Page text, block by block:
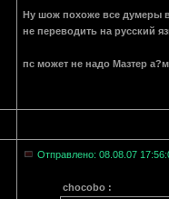
Ну шож похоже все думеры
не переводить на русский
пс может не надо Мазтер
Отправлено: 08.08.07
chocobo :